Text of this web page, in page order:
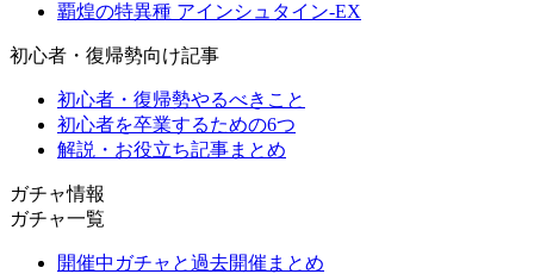
覇煌の特異種 アインシュタイン-EX
初心者・復帰勢向け記事
初心者・復帰勢やるべきこと
初心者を卒業するための6つ
解説・お役立ち記事まとめ
ガチャ情報
ガチャ一覧
開催中ガチャと過去開催まとめ